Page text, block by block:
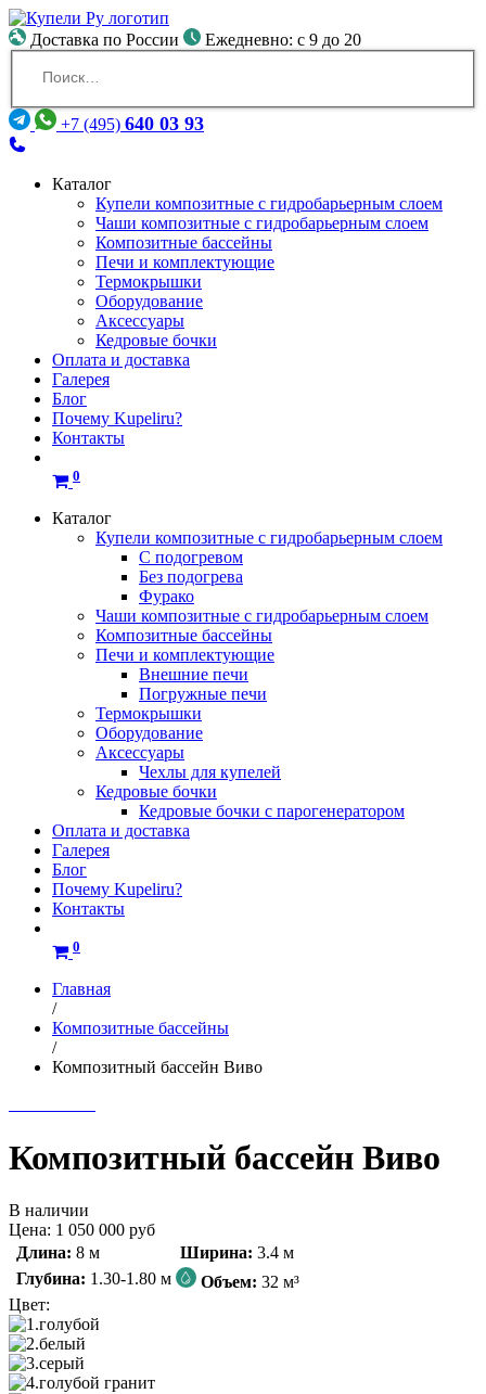
Доставка по России Ежедневно: с 9 до 20
+7 (495) 640 03 93
Каталог
Купели композитные с гидробарьерным слоем
Чаши композитные с гидробарьерным слоем
Композитные бассейны
Печи и комплектующие
Термокрышки
Оборудование
Аксессуары
Кедровые бочки
Оплата и доставка
Галерея
Блог
Почему Kupeliru?
Контакты
0
Каталог
Купели композитные с гидробарьерным слоем
С подогревом
Без подогрева
Фурако
Чаши композитные с гидробарьерным слоем
Композитные бассейны
Печи и комплектующие
Внешние печи
Погружные печи
Термокрышки
Оборудование
Аксессуары
Чехлы для купелей
Кедровые бочки
Кедровые бочки с парогенератором
Оплата и доставка
Галерея
Блог
Почему Kupeliru?
Контакты
0
Главная
/
Композитные бассейны
/
Композитный бассейн Виво
Композитный бассейн Виво
В наличии
Цена: 1 050 000 руб
Длина: 8 м Ширина: 3.4 м
Глубина: 1.30-1.80 м Объем: 32 м³
Цвет: